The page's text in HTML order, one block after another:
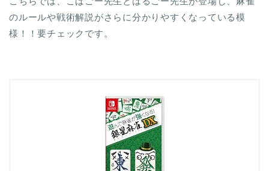
こちらでは、こばごー先生とはるごー先生が登場し、麻雀
のルールや戦術解説がさらに分かりやすくなっている模
様！！要チェックです。